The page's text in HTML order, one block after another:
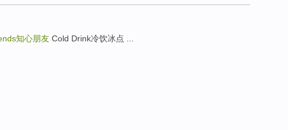
知心朋友 Cold Drink冷饮冰点 ...